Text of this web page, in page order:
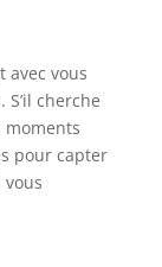
avec vous
cherche
moments
pour capter